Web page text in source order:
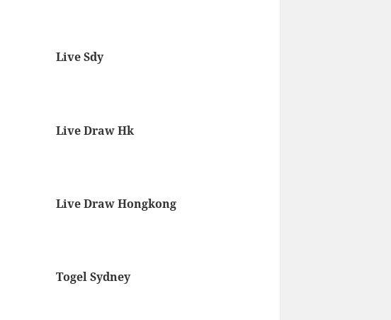
Live Sdy
Live Draw Hk
Live Draw Hongkong
Togel Sydney